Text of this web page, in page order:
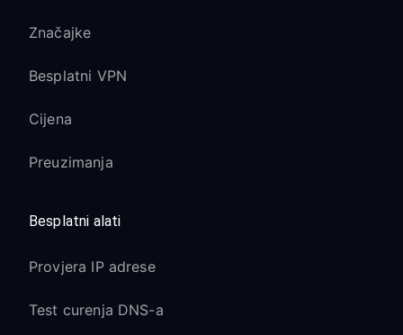
Značajke
Besplatni VPN
Cijena
Preuzimanja
Besplatni alati
Provjera IP adrese
Test curenja DNS-a